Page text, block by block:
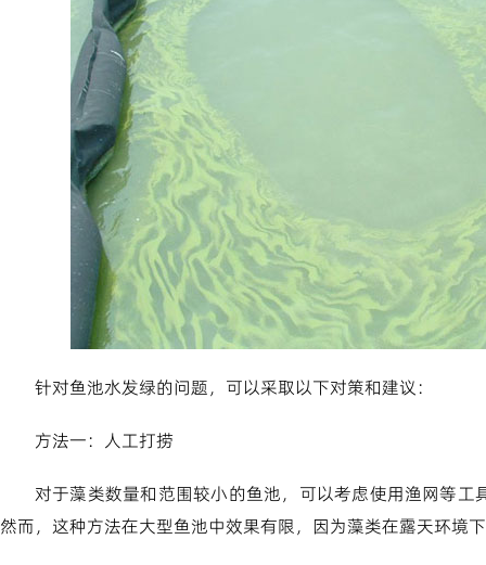
针对鱼池水发绿的问题，可以采取以下对策和建议：
方法一：人工打捞
对于藻类数量和范围较小的鱼池，可以考虑使用渔网等
然而，这种方法在大型鱼池中效果有限，因为藻类在露天环境